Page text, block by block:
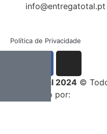
info@entregatotal.pt
Política de Privacidade
Entrega Total 2024 ©
Desenvolvido por: